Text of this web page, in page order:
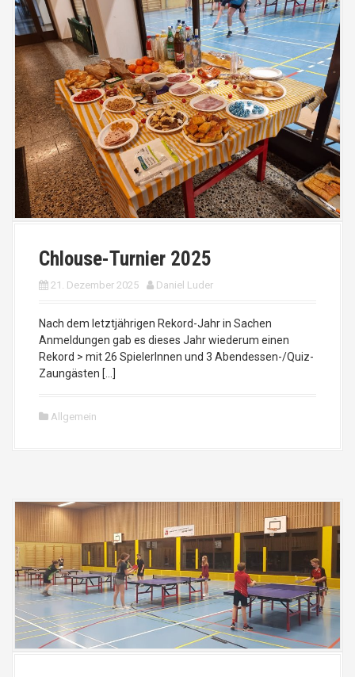
Chlouse-Turnier 2025
21. Dezember 2025 Daniel Luder
Nach dem letztjährigen Rekord-Jahr in Sachen
Anmeldungen gab es dieses Jahr wiederum einen
Rekord > mit 26 SpielerInnen und 3 Abendessen-/Quiz-
Zaungästen […]
Allgemein